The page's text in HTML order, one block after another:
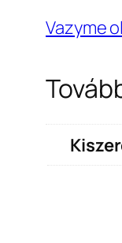
Vazyme